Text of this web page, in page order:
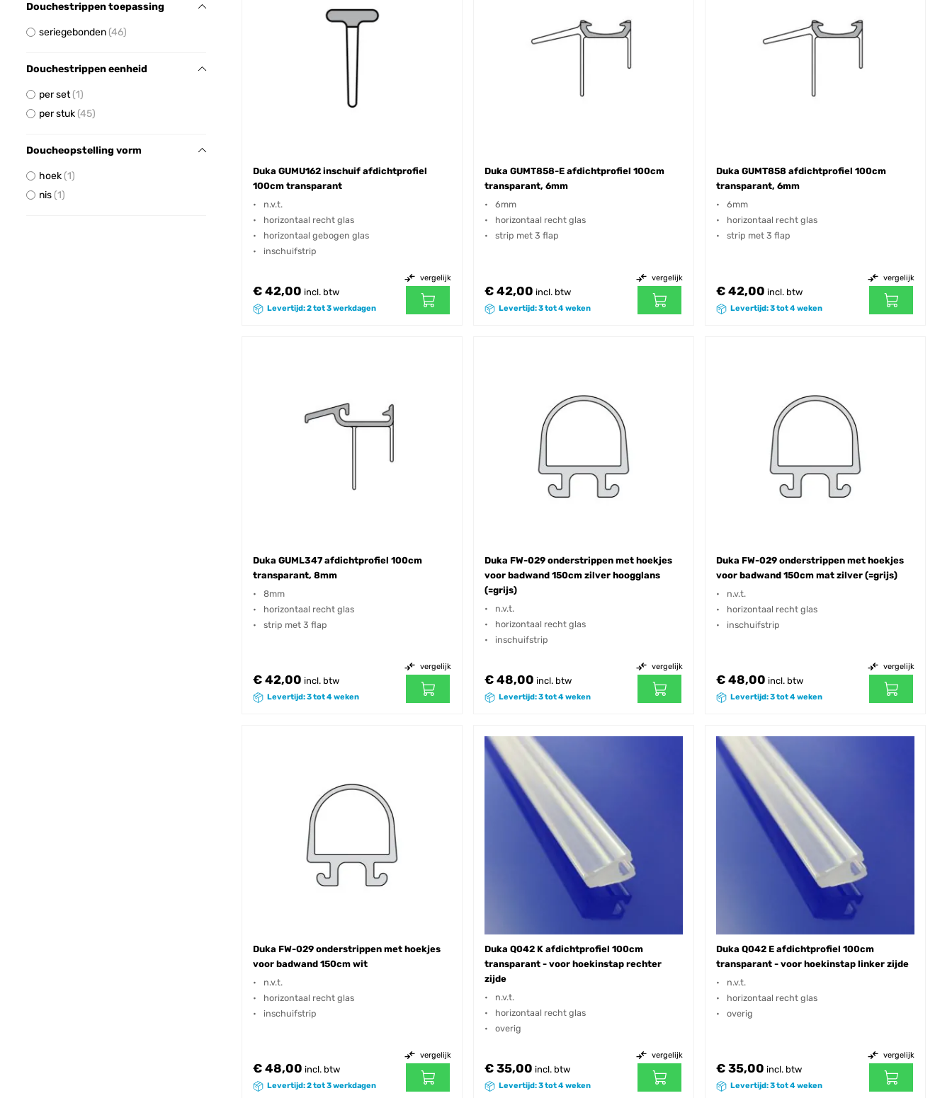
Duka GUMU162 inschuif afdichtprofiel
100cm transparant
n.v.t.
horizontaal recht glas
horizontaal gebogen glas
inschuifstrip
€ 42,00 incl. btw
Levertijd: 2 tot 3 werkdagen
vergelijk
Duka GUMT858-E afdichtprofiel 100cm
transparant, 6mm
6mm
horizontaal recht glas
strip met 3 flap
€ 42,00 incl. btw
Levertijd: 3 tot 4 weken
vergelijk
Duka GUMT858 afdichtprofiel 100cm
transparant, 6mm
6mm
horizontaal recht glas
strip met 3 flap
€ 42,00 incl. btw
Levertijd: 3 tot 4 weken
vergelijk
Duka GUML347 afdichtprofiel 100cm
transparant, 8mm
8mm
horizontaal recht glas
strip met 3 flap
€ 42,00 incl. btw
Levertijd: 3 tot 4 weken
vergelijk
Duka FW-029 onderstrippen met hoekjes
voor badwand 150cm zilver hoogglans
(=grijs)
n.v.t.
horizontaal recht glas
inschuifstrip
€ 48,00 incl. btw
Levertijd: 3 tot 4 weken
vergelijk
Duka FW-029 onderstrippen met hoekjes
voor badwand 150cm mat zilver (=grijs)
n.v.t.
horizontaal recht glas
inschuifstrip
€ 48,00 incl. btw
Levertijd: 3 tot 4 weken
vergelijk
Duka FW-029 onderstrippen met hoekjes
voor badwand 150cm wit
n.v.t.
horizontaal recht glas
inschuifstrip
€ 48,00 incl. btw
Levertijd: 2 tot 3 werkdagen
vergelijk
Duka Q042 K afdichtprofiel 100cm
transparant - voor hoekinstap rechter
zijde
n.v.t.
horizontaal recht glas
overig
€ 35,00 incl. btw
Levertijd: 3 tot 4 weken
vergelijk
Duka Q042 E afdichtprofiel 100cm
transparant - voor hoekinstap linker zijde
n.v.t.
horizontaal recht glas
overig
€ 35,00 incl. btw
Levertijd: 3 tot 4 weken
vergelijk
Douchestrippen toepassing
seriegebonden 46
Douchestrippen eenheid
per set 1
per stuk 45
Doucheopstelling vorm
hoek 1
nis 1